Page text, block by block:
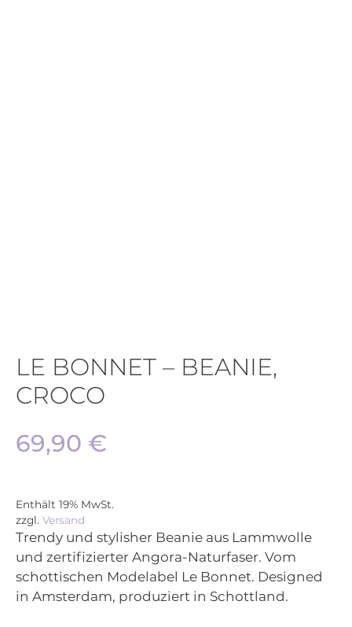
LE BONNET – BEANIE,
CROCO
69,90 €
Enthält 19% MwSt.
zzgl. Versand
Trendy und stylisher Beanie aus Lammwolle
und zertifizierter Angora-Naturfaser. Vom
schottischen Modelabel Le Bonnet. Designed
in Amsterdam, produziert in Schottland.